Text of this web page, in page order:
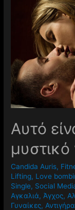
Αυτό
Candida Auris,
Lifting, Love
Single, Social
Αγκαλιά, Άγχος,
Γυναίκες,